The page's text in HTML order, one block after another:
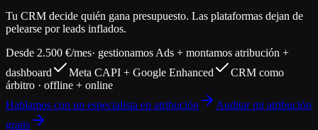
Tu CRM decide quién gana presupuesto. Las plataformas dejan de
pelearse por leads inflados.
Desde 2.500 €/mes· gestionamos Ads + montamos atribución +
dashboard
Meta CAPI + Google Enhanced
CRM como
árbitro · offline + online
Hablamos con un especialista en atribución
Auditar mi atribución
gratis